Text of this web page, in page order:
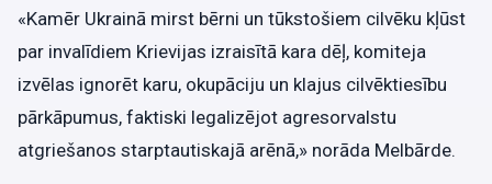
«Kamēr Ukrainā mirst bērni un tūkstošiem cilvēku kļūst
par invalīdiem Krievijas izraisītā kara dēļ, komiteja
izvēlas ignorēt karu, okupāciju un klajus cilvēktiesību
pārkāpumus, faktiski legalizējot agresorvalstu
atgriešanos starptautiskajā arēnā,» norāda Melbārde.